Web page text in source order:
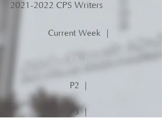
2021-2022 CPS Writers
Current Week ｜
P2 ｜
P3 ｜